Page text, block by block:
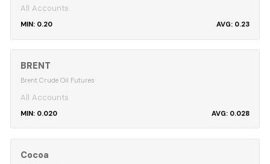
0.20 0.23
All Accounts
BRENT
Brent Crude Oil Futures
0.020 0.028
All Accounts
Cocoa